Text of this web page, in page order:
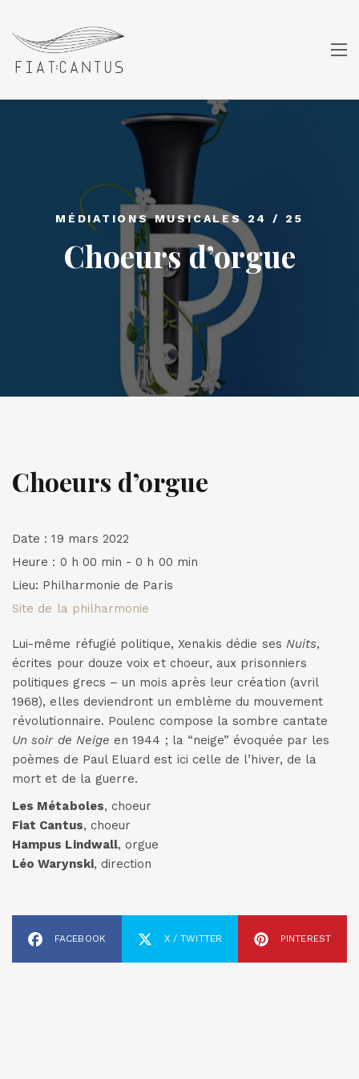
MÉDIATIONS MUSICALES 24 / 25
Choeurs d’orgue
Choeurs d’orgue
Date :19 mars 2022
Heure : 0 h 00 min - 0 h 00 min
Lieu: Philharmonie de Paris
Site de la philharmonie
Lui-même réfugié politique, Xenakis dédie ses Nuits,
écrites pour douze voix et choeur, aux prisonniers
politiques grecs – un mois après leur création (avril
1968), elles deviendront un emblème du mouvement
révolutionnaire. Poulenc compose la sombre cantate
Un soir de Neige en 1944 ; la “neige” évoquée par les
poèmes de Paul Eluard est ici celle de l’hiver, de la
mort et de la guerre.
Les Métaboles, choeur
Fiat Cantus, choeur
Hampus Lindwall, orgue
Léo Warynski, direction
FACEBOOK X / TWITTER PINTEREST